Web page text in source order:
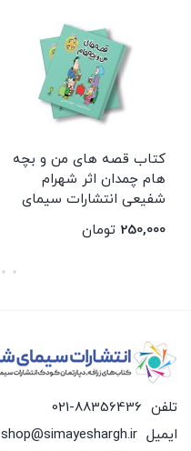
کتاب قصه های من و بچه
هام چمدان اثر شهرام
شفیعی انتشارات سیمای
250,000 تومان
تلفن 021-88356436
ایمیل shop@simayeshargh.ir